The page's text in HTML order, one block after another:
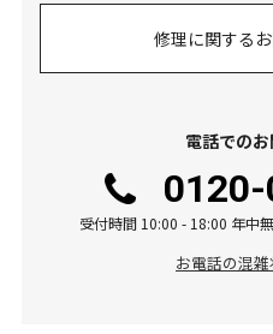
修理に関する
電話での
受付時間 10:00 - 18:00 年中
お電話の混